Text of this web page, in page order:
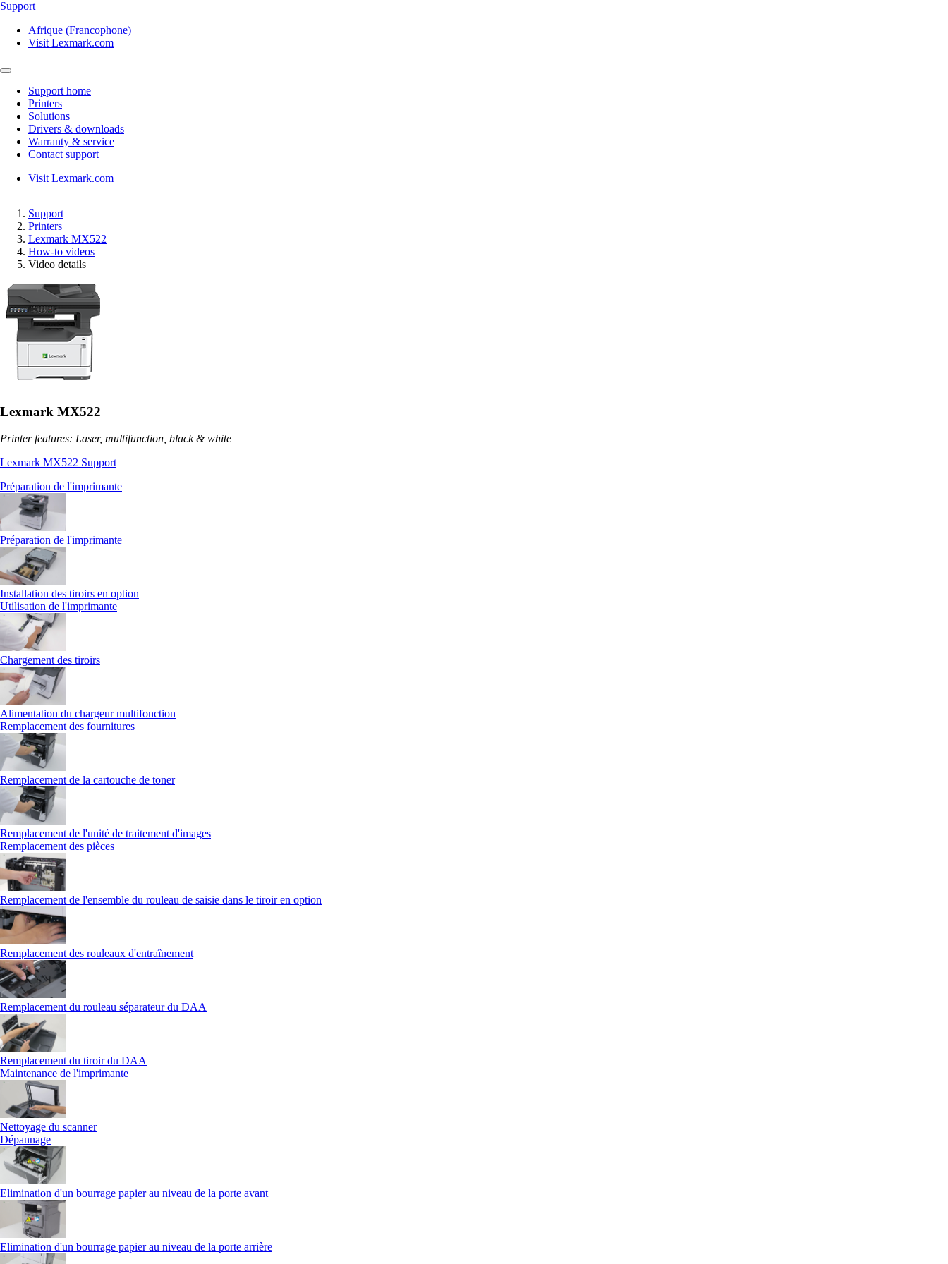
Support
Afrique (Francophone)
Visit Lexmark.com
Support home
Printers
Solutions
Drivers & downloads
Warranty & service
Contact support
Visit Lexmark.com
Support
Printers
Lexmark MX522
How-to videos
Video details
Lexmark MX522
Printer features: Laser, multifunction, black & white
Lexmark MX522 Support
Préparation de l'imprimante
Préparation de l'imprimante
Installation des tiroirs en option
Utilisation de l'imprimante
Chargement des tiroirs
Alimentation du chargeur multifonction
Remplacement des fournitures
Remplacement de la cartouche de toner
Remplacement de l'unité de traitement d'images
Remplacement des pièces
Remplacement de l'ensemble du rouleau de saisie dans le tiroir en option
Remplacement des rouleaux d'entraînement
Remplacement du rouleau séparateur du DAA
Remplacement du tiroir du DAA
Maintenance de l'imprimante
Nettoyage du scanner
Dépannage
Elimination d'un bourrage papier au niveau de la porte avant
Elimination d'un bourrage papier au niveau de la porte arrière